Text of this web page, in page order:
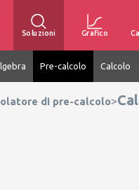
Soluzioni Grafico
Pre-calcolo Calcolo
di pre-calcolo>